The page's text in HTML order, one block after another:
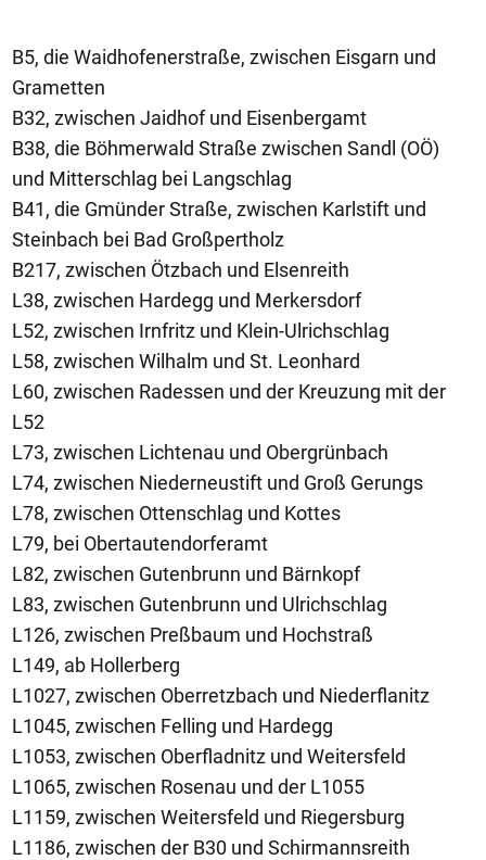
B5, die Waidhofenerstraße, zwischen Eisgarn und
Grametten
B32, zwischen Jaidhof und Eisenbergamt
B38, die Böhmerwald Straße zwischen Sandl (OÖ)
und Mitterschlag bei Langschlag
B41, die Gmünder Straße, zwischen Karlstift und
Steinbach bei Bad Großpertholz
B217, zwischen Ötzbach und Elsenreith
L38, zwischen Hardegg und Merkersdorf
L52, zwischen Irnfritz und Klein-Ulrichschlag
L58, zwischen Wilhalm und St. Leonhard
L60, zwischen Radessen und der Kreuzung mit der
L52
L73, zwischen Lichtenau und Obergrünbach
L74, zwischen Niederneustift und Groß Gerungs
L78, zwischen Ottenschlag und Kottes
L79, bei Obertautendorferamt
L82, zwischen Gutenbrunn und Bärnkopf
L83, zwischen Gutenbrunn und Ulrichschlag
L126, zwischen Preßbaum und Hochstraß
L149, ab Hollerberg
L1027, zwischen Oberretzbach und Niederflanitz
L1045, zwischen Felling und Hardegg
L1053, zwischen Oberfladnitz und Weitersfeld
L1065, zwischen Rosenau und der L1055
L1159, zwischen Weitersfeld und Riegersburg
L1186, zwischen der B30 und Schirmannsreith